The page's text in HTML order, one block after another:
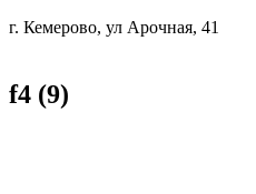
г. Кемерово, ул Арочная, 41
f4 (9)